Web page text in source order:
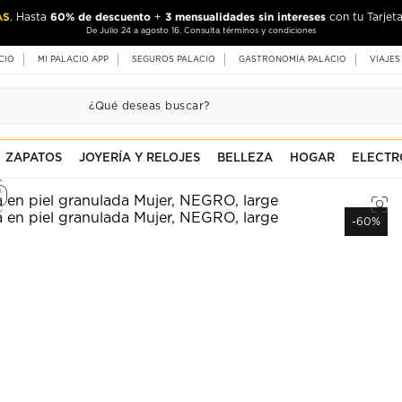
. Hasta 60% de descuento + 3 mensualidades sin intereses con tu
De Julio 24 a agosto 16. Consulta términos y condiciones
MI PALACIO APP SEGUROS PALACIO GASTRONOMÍA PALACIO VIAJES
ZAPATOS JOYERÍA Y RELOJES BELLEZA HOGAR
-60%